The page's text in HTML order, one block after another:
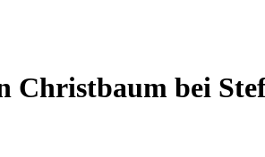
Christbaum bei